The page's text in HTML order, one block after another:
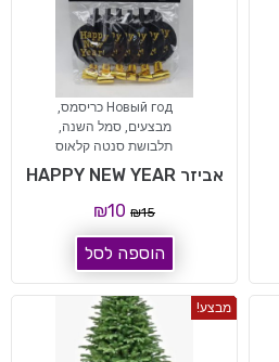
Новый год כריסמס
,
מבצעים, סמל השנה,
תלבושת סנטה קלאוס
אביזר HAPPY NEW YEAR
₪15
₪10
הוספה לסל
מבצע!